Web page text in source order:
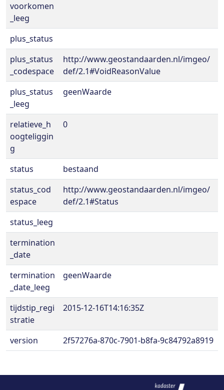
voorkomen
_leeg
plus_status
plus_status
_codespace
http://www.geostandaarden.nl/imgeo/
def/2.1#VoidReasonValue
plus_status
_leeg
geenWaarde
relatieve_h
oogteliggin
g
0
status
bestaand
status_cod
espace
http://www.geostandaarden.nl/imgeo/
def/2.1#Status
status_leeg
termination
_date
termination
_date_leeg
geenWaarde
tijdstip_regi
stratie
2015-12-16T14:16:35Z
version 2f57276a-870c-7901-b8fa-9c84792a8919